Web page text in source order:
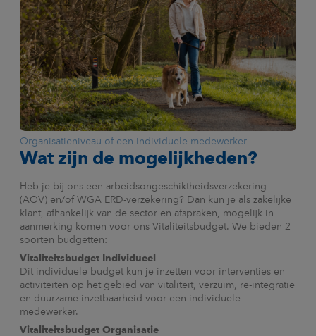
Organisatieniveau of een individuele medewerker
Wat zijn de mogelijkheden?
Heb je bij ons een arbeidsongeschiktheidsverzekering
(AOV) en/of WGA ERD-verzekering? Dan kun je als zakelijke
klant, afhankelijk van de sector en afspraken, mogelijk in
aanmerking komen voor ons Vitaliteitsbudget. We bieden 2
soorten budgetten:
Vitaliteitsbudget Individueel
Dit individuele budget kun je inzetten voor interventies en
activiteiten op het gebied van vitaliteit, verzuim, re-integratie
en duurzame inzetbaarheid voor een individuele
medewerker.
Vitaliteitsbudget Organisatie